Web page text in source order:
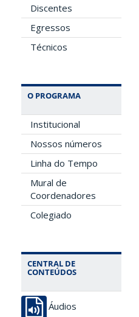
Discentes
Egressos
Técnicos
O PROGRAMA
Institucional
Nossos números
Linha do Tempo
Mural de
Coordenadores
Colegiado
CENTRAL DE
CONTEÚDOS
Áudios